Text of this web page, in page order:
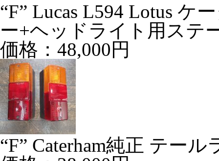
“F” Lucas L594 Lotus ケ
ー+ヘッドライト用ステ
価格：48,000円
“F” Caterham純正 テー